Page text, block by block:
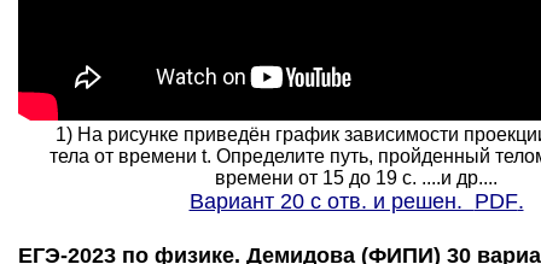
1) На рисунке приведён график зависимости
тела от времени t. Определите путь, пройденный
времени от 15 до 19 с. ....и др....
Вариант 20 с отв. и решен. PDF.
ЕГЭ-2023 по физике. Демидова (ФИПИ) 30